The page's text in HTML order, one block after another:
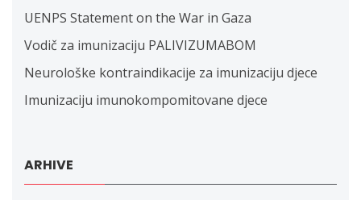
UENPS Statement on the War in Gaza
Vodič za imunizaciju PALIVIZUMABOM
Neurološke kontraindikacije za imunizaciju djece
Imunizaciju imunokompomitovane djece
ARHIVE